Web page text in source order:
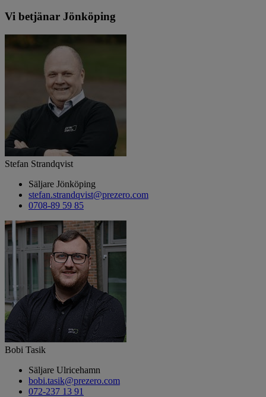
Vi betjänar Jönköping
Stefan Strandqvist
Säljare Jönköping
stefan.strandqvist@prezero.com
0708-89 59 85
Bobi Tasik
Säljare Ulricehamn
bobi.tasik@prezero.com
072-237 13 91